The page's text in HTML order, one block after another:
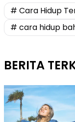
# Cara Hidup
# cara hidup
BERITA